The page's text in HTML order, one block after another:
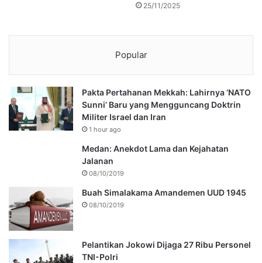
25/11/2025
Popular
Pakta Pertahanan Mekkah: Lahirnya ‘NATO
Sunni’ Baru yang Mengguncang Doktrin
Militer Israel dan Iran
1 hour ago
Medan: Anekdot Lama dan Kejahatan
Jalanan
08/10/2019
Buah Simalakama Amandemen UUD 1945
08/10/2019
Pelantikan Jokowi Dijaga 27 Ribu Personel
TNI-Polri